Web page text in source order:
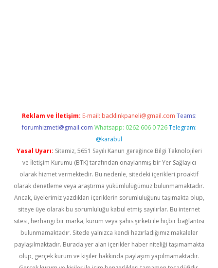
Reklam ve İletişim: E-mail: backlinkpaneli@gmail.com Teams:
forumhizmeti@gmail.com Whatsapp: 0262 606 0 726 Telegram:
@karabul
Yasal Uyarı: Sitemiz, 5651 Sayılı Kanun gereğince Bilgi Teknolojileri
ve İletişim Kurumu (BTK) tarafından onaylanmış bir Yer Sağlayıcı
olarak hizmet vermektedir. Bu nedenle, sitedeki içerikleri proaktif
olarak denetleme veya araştırma yükümlülüğümüz bulunmamaktadır.
Ancak, üyelerimiz yazdıkları içeriklerin sorumluluğunu taşımakta olup,
siteye üye olarak bu sorumluluğu kabul etmiş sayılırlar. Bu internet
sitesi, herhangi bir marka, kurum veya şahıs şirketi ile hiçbir bağlantısı
bulunmamaktadır. Sitede yalnızca kendi hazırladığımız makaleler
paylaşılmaktadır. Burada yer alan içerikler haber niteliği taşımamakta
olup, gerçek kurum ve kişiler hakkında paylaşım yapılmamaktadır.